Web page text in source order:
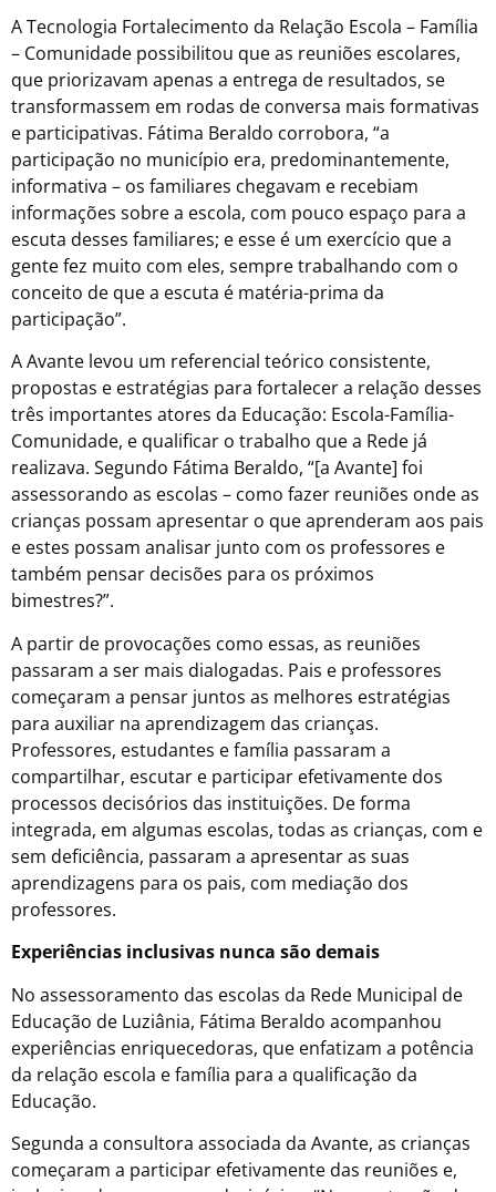
A Tecnologia Fortalecimento da Relação Escola – Família
– Comunidade possibilitou que as reuniões escolares,
que priorizavam apenas a entrega de resultados, se
transformassem em rodas de conversa mais formativas
e participativas. Fátima Beraldo corrobora, “a
participação no município era, predominantemente,
informativa – os familiares chegavam e recebiam
informações sobre a escola, com pouco espaço para a
escuta desses familiares; e esse é um exercício que a
gente fez muito com eles, sempre trabalhando com o
conceito de que a escuta é matéria-prima da
participação”.
A Avante levou um referencial teórico consistente,
propostas e estratégias para fortalecer a relação desses
três importantes atores da Educação: Escola-Família-
Comunidade, e qualificar o trabalho que a Rede já
realizava. Segundo Fátima Beraldo, “[a Avante] foi
assessorando as escolas – como fazer reuniões onde as
crianças possam apresentar o que aprenderam aos pais
e estes possam analisar junto com os professores e
também pensar decisões para os próximos
bimestres?”.
A partir de provocações como essas, as reuniões
passaram a ser mais dialogadas. Pais e professores
começaram a pensar juntos as melhores estratégias
para auxiliar na aprendizagem das crianças.
Professores, estudantes e família passaram a
compartilhar, escutar e participar efetivamente dos
processos decisórios das instituições. De forma
integrada, em algumas escolas, todas as crianças, com e
sem deficiência, passaram a apresentar as suas
aprendizagens para os pais, com mediação dos
professores.
Experiências inclusivas nunca são demais
No assessoramento das escolas da Rede Municipal de
Educação de Luziânia, Fátima Beraldo acompanhou
experiências enriquecedoras, que enfatizam a potência
da relação escola e família para a qualificação da
Educação.
Segunda a consultora associada da Avante, as crianças
começaram a participar efetivamente das reuniões e,